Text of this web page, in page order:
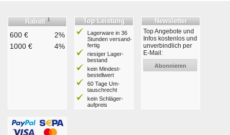
Rabatt 1
600 €
2%
1000 €
4%
Top Leistung
Lagerware in 36
Stunden ver­sand­
fertig
riesiger Lager­
bestand
kein Mindest­
bestell­wert
60 Tage Um­
tausch­recht
kein Schläger­
aufpreis
Newsletter
Top Angebote und
Infos kostenlos und
unverbindlich per
E-Mail:
Abonnieren